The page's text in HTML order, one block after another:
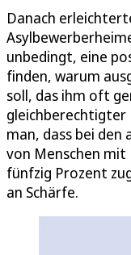
Danach
unbedingt, eine
finden, warum
soll, das ihm oft
man, dass bei den
von Menschen
fünfzig Prozent
an Schärfe.